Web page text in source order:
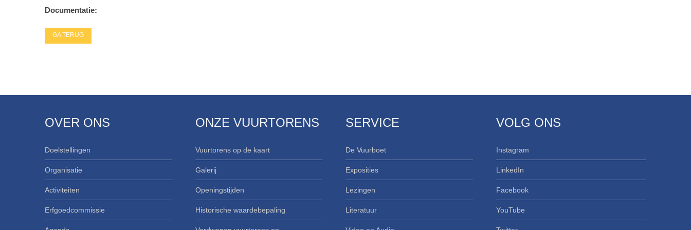
Documentatie:
GA TERUG
OVER ONS
Doelstellingen
Organisatie
Activiteiten
Erfgoedcommissie
ONZE VUURTORENS
Vuurtorens op de kaart
Galerij
Openingstijden
Historische waardebepaling
SERVICE
De Vuurboet
Exposities
Lezingen
Literatuur
VOLG ONS
Instagram
LinkedIn
Facebook
YouTube